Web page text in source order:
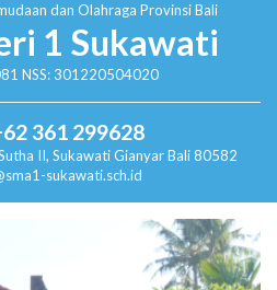
dan Olahraga Provinsi Bali
1 Sukawati
NSS: 301220504020
361 299628
II, SukawatiGianyar Bali 80582
sukawati.sch.id